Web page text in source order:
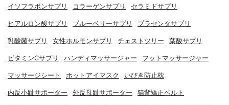
イソフラボンサプリ コラーゲンサプリ セラミドサプリ
ヒアルロン酸サプリ ブルーベリーサプリ プラセンタサプリ
乳酸菌サプリ 女性ホルモンサプリ チェストツリー 葉酸サプリ
ビタミンCサプリ ハンディマッサージャー フットマッサージャー
マッサージシート ホットアイマスク いびき防止枕
内反小趾サポーター 外反母趾サポーター 猫背矯正ベルト